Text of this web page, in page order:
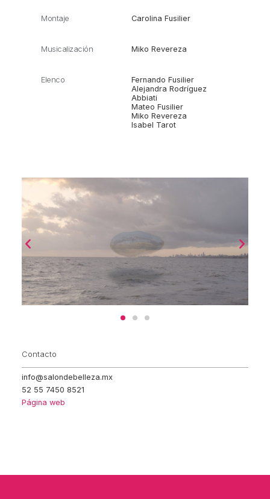
Montaje Carolina Fusilier
Musicalización Miko Revereza
Elenco
Fernando Fusilier
Alejandra Rodríguez
Abbiati
Mateo Fusilier
Miko Revereza
Isabel Tarot
Contacto
info@salondebelleza.mx
52 55 7450 8521
Página web